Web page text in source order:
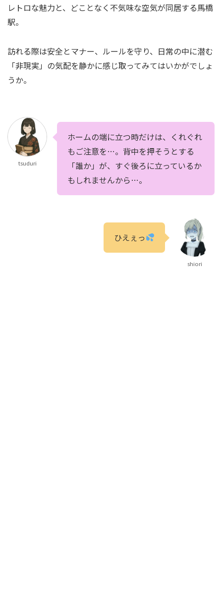
レトロな魅力と、どことなく不気味な空気が同居する馬橋
駅。
訪れる際は安全とマナー、ルールを守り、日常の中に潜む
「非現実」の気配を静かに感じ取ってみてはいかがでしょ
うか。
tsuduri
ホームの端に立つ時だけは、くれぐれ
もご注意を…。背中を押そうとする
「誰か」が、すぐ後ろに立っているか
もしれませんから…。
ひえぇっ
shiori